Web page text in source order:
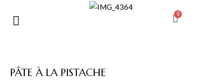
PÂTE À LA PISTACHE